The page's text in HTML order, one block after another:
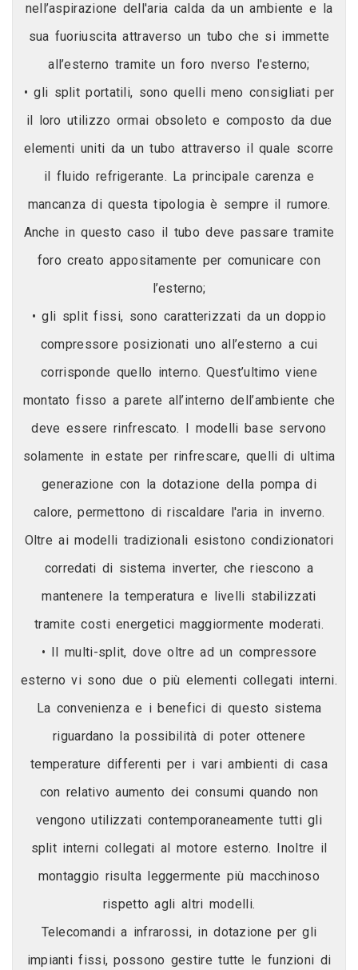
nell’aspirazione dell'aria calda da un ambiente e la
sua fuoriuscita attraverso un tubo che si immette
all’esterno tramite un foro nverso l'esterno;
• gli split portatili, sono quelli meno consigliati per
il loro utilizzo ormai obsoleto e composto da due
elementi uniti da un tubo attraverso il quale scorre
il fluido refrigerante. La principale carenza e
mancanza di questa tipologia è sempre il rumore.
Anche in questo caso il tubo deve passare tramite
foro creato appositamente per comunicare con
l’esterno;
• gli split fissi, sono caratterizzati da un doppio
compressore posizionati uno all’esterno a cui
corrisponde quello interno. Quest’ultimo viene
montato fisso a parete all’interno dell’ambiente che
deve essere rinfrescato. I modelli base servono
solamente in estate per rinfrescare, quelli di ultima
generazione con la dotazione della pompa di
calore, permettono di riscaldare l'aria in inverno.
Oltre ai modelli tradizionali esistono condizionatori
corredati di sistema inverter, che riescono a
mantenere la temperatura e livelli stabilizzati
tramite costi energetici maggiormente moderati.
• Il multi-split, dove oltre ad un compressore
esterno vi sono due o più elementi collegati interni.
La convenienza e i benefici di questo sistema
riguardano la possibilità di poter ottenere
temperature differenti per i vari ambienti di casa
con relativo aumento dei consumi quando non
vengono utilizzati contemporaneamente tutti gli
split interni collegati al motore esterno. Inoltre il
montaggio risulta leggermente più macchinoso
rispetto agli altri modelli.
Telecomandi a infrarossi, in dotazione per gli
impianti fissi, possono gestire tutte le funzioni di